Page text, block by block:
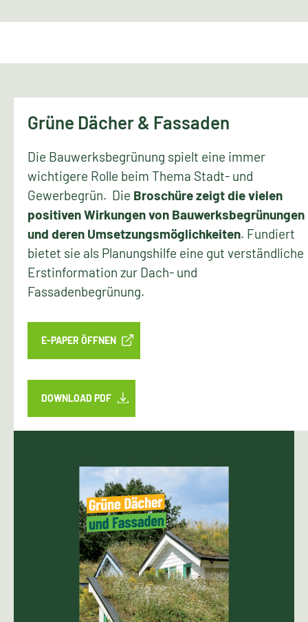
Grüne Dächer & Fassaden
Die Bauwerksbegrünung spielt eine immer
wichtigere Rolle beim Thema Stadt- und
Gewerbegrün. Die Broschüre zeigt die vielen
positiven Wirkungen von Bauwerksbegrünungen
und deren Umsetzungsmöglichkeiten. Fundiert
bietet sie als Planungshilfe eine gut verständliche
Erstinformation zur Dach- und
Fassadenbegrünung.
E-PAPER ÖFFNEN
DOWNLOAD PDF